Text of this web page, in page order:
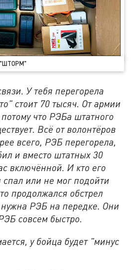
У тебя перегорела
стоит 70 тысяч. От армии
что РЭБа штатного
Всё от волонтёров
всего, РЭБ перегорела,
и вместо штатных 30
включённой. И кто его
спал или не мог подойти
продолжался обстрел
РЭБ на передке. Они
совсем быстро.
у бойца будет "минус